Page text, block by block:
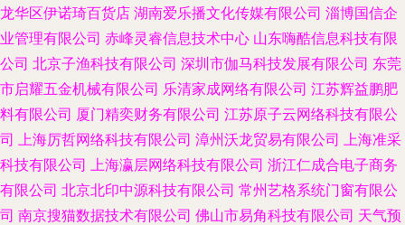
龙华区伊诺琦百货店 湖南爱乐播文化传媒有限公司 淄博国信企
业管理有限公司 赤峰灵睿信息技术中心 山东嗨酷信息科技有限
公司 北京子渔科技有限公司 深圳市伽马科技发展有限公司 东莞
市启耀五金机械有限公司 乐清家成网络有限公司 江苏辉益鹏肥
料有限公司 厦门精奕财务有限公司 江苏原子云网络科技有限公
司
上海厉哲网络科技有限公司 漳州沃龙贸易有限公司
上海准采
科技有限公司
上海瀛层网络科技有限公司 浙江仁成合电子商务
有限公司 北京北印中源科技有限公司 常州艺格系统门窗有限公
司 南京搜猫数据技术有限公司 佛山市易角科技有限公司 天气预